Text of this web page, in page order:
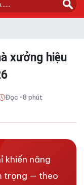
xưởng hiệu
Đọc ~8 phút
khiến năng
trọng — theo